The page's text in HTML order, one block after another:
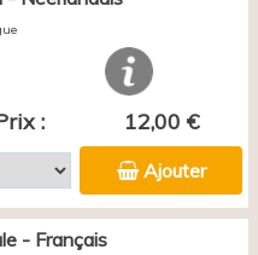
: 12,00 €
Ajouter
- Français